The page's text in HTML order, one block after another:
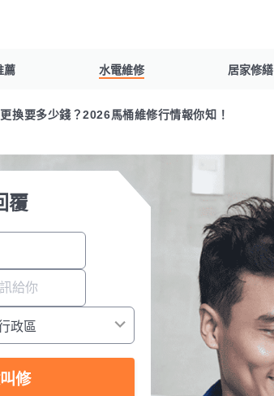
薦 水電維修 居家修繕
換要多少錢？2026馬桶維修行情報你知！
覆
修